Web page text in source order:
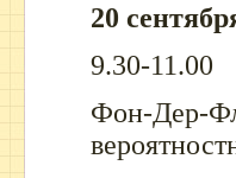
20
9.30-11.00
Фон-Дер-